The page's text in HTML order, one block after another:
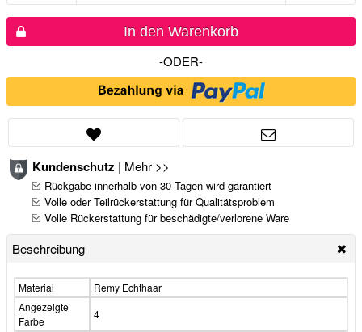
In den Warenkorb
-ODER-
Kundenschutz | Mehr >>
Rückgabe innerhalb von 30 Tagen wird garantiert
Volle oder Teilrückerstattung für Qualitätsproblem
Volle Rückerstattung für beschädigte/verlorene Ware
Beschreibung
Material
Remy Echthaar
Angezeigte
Farbe
4